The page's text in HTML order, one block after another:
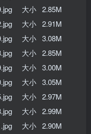
大小 2.85M
大小 2.91M
大小 3.08M
大小 2.85M
大小 3.00M
大小 3.05M
大小 2.97M
大小 2.99M
大小 2.90M